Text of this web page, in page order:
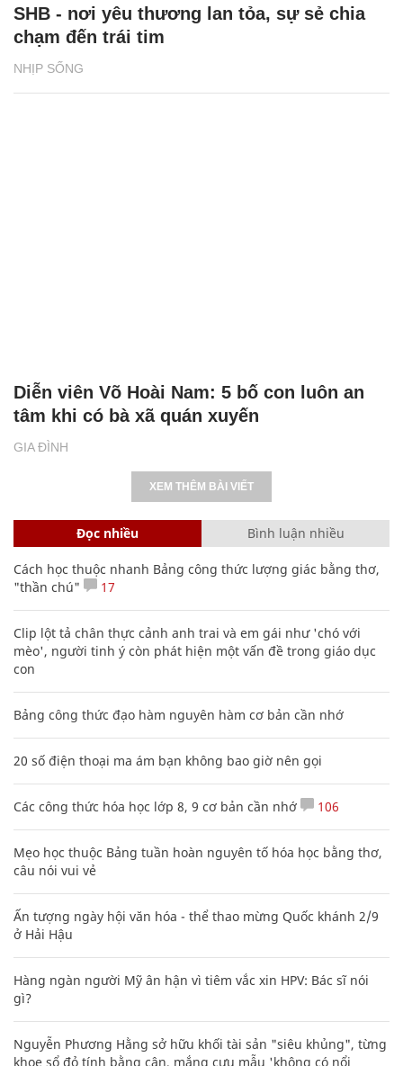
NHỊP SỐNG
SHB - nơi yêu thương lan tỏa, sự sẻ chia
chạm đến trái tim
GIA ĐÌNH
Diễn viên Võ Hoài Nam: 5 bố con luôn an
tâm khi có bà xã quán xuyến
XEM THÊM BÀI VIẾT
Đọc nhiều Bình luận nhiều
Cách học thuộc nhanh Bảng công thức lượng giác bằng thơ,
"thần chú"
17
Clip lột tả chân thực cảnh anh trai và em gái như 'chó với
mèo', người tinh ý còn phát hiện một vấn đề trong giáo dục
con
Bảng công thức đạo hàm nguyên hàm cơ bản cần nhớ
20 số điện thoại ma ám bạn không bao giờ nên gọi
Các công thức hóa học lớp 8, 9 cơ bản cần nhớ 106
Mẹo học thuộc Bảng tuần hoàn nguyên tố hóa học bằng thơ,
câu nói vui vẻ
Ấn tượng ngày hội văn hóa - thể thao mừng Quốc khánh 2/9
ở Hải Hậu
Hàng ngàn người Mỹ ân hận vì tiêm vắc xin HPV: Bác sĩ nói
gì?
Nguyễn Phương Hằng sở hữu khối tài sản "siêu khủng", từng
khoe sổ đỏ tính bằng cân, mắng cựu mẫu 'không có nổi